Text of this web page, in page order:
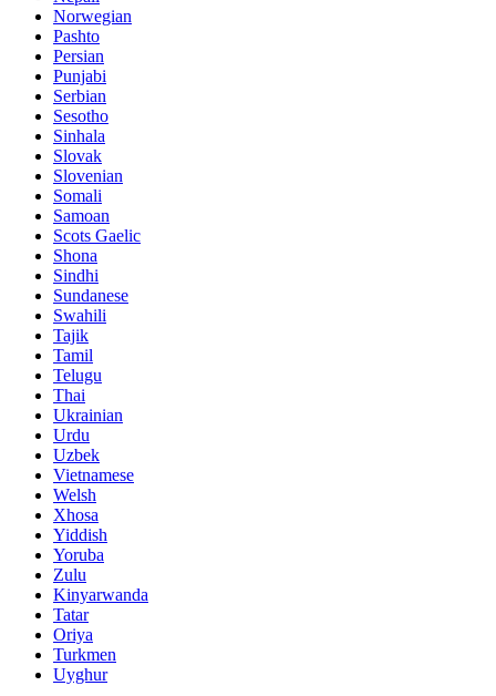
Norwegian
Pashto
Persian
Punjabi
Serbian
Sesotho
Sinhala
Slovak
Slovenian
Somali
Samoan
Scots Gaelic
Shona
Sindhi
Sundanese
Swahili
Tajik
Tamil
Telugu
Thai
Ukrainian
Urdu
Uzbek
Vietnamese
Welsh
Xhosa
Yiddish
Yoruba
Zulu
Kinyarwanda
Tatar
Oriya
Turkmen
Uyghur